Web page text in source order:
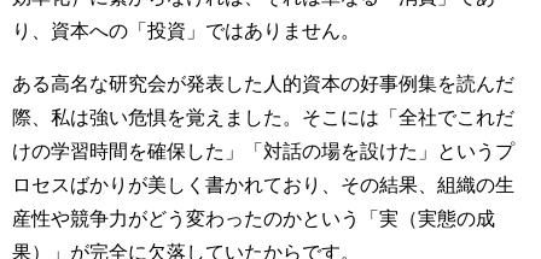
り、資本への「投資」ではありません。
ある高名な研究会が発表した人的資本の好事例集を読んだ
際、私は強い危惧を覚えました。そこには「全社でこれだ
けの学習時間を確保した」「対話の場を設けた」というプ
ロセスばかりが美しく書かれており、その結果、組織の生
産性や競争力がどう変わったのかという「実（実態の成
果）」が完全に欠落していたからです。